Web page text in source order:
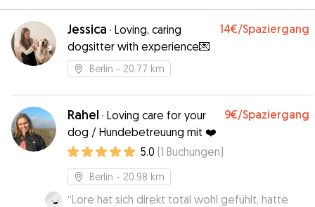
Jessica · Loving, caring
dogsitter with experience💌
14€/Spaziergang
Berlin - 20.77 km
Rahel · Loving care for your
dog / Hundebetreuung mit ❤️
9€/Spaziergang
5.0 (1 Buchungen)
Berlin - 20.98 km
“Lore hat sich direkt total wohl gefühlt, hatte